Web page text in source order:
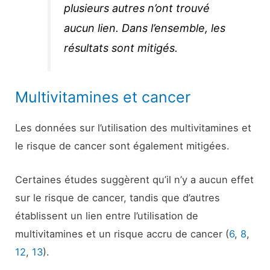
plusieurs autres n’ont trouvé
aucun lien. Dans l’ensemble, les
résultats sont mitigés.
Multivitamines et cancer
Les données sur l’utilisation des multivitamines et
le risque de cancer sont également mitigées.
Certaines études suggèrent qu’il n’y a aucun effet
sur le risque de cancer, tandis que d’autres
établissent un lien entre l’utilisation de
multivitamines et un risque accru de cancer (6, 8,
12, 13).